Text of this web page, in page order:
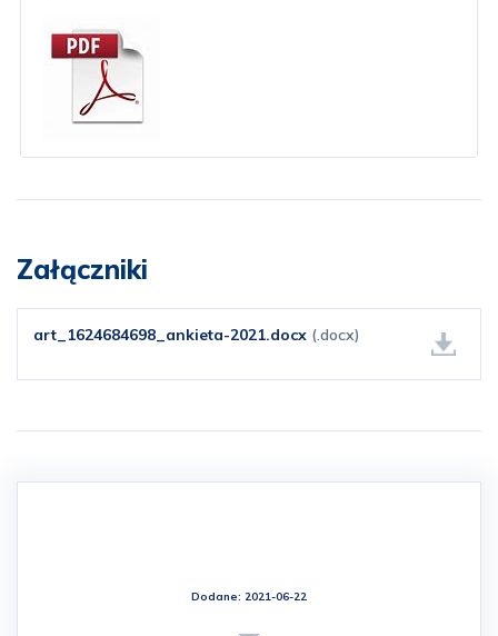
Załączniki
art_1624684698_ankieta-2021.docx(.docx)
Dodane: 2021-06-22